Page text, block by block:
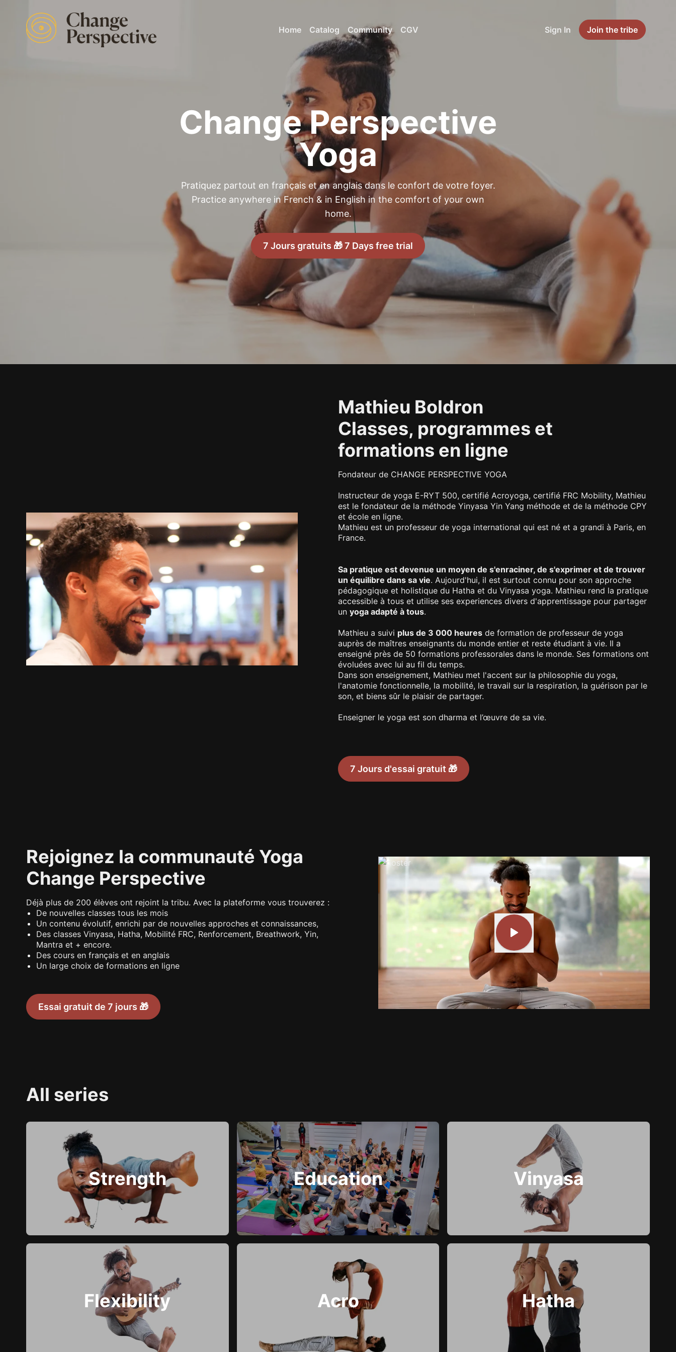
Home Catalog Community CGV Sign In Join the tribe
Change Perspective
Yoga
Pratiquez partout en français et en anglais dans le confort de votre foyer.
Practice anywhere in French & in English in the comfort of your own
home.
7 Jours gratuits 🎁 7 Days free trial
Mathieu Boldron
Classes, programmes et
formations en ligne
Fondateur de CHANGE PERSPECTIVE YOGA
Instructeur de yoga E-RYT 500, certifié Acroyoga, certifié FRC Mobility, Mathieu
est le fondateur de la méthode Yinyasa Yin Yang méthode et de la méthode CPY
et école en ligne.
Mathieu est un professeur de yoga international qui est né et a grandi à Paris, en
France.
Sa pratique est devenue un moyen de s'enraciner, de s'exprimer et de trouver
un équilibre dans sa vie. Aujourd'hui, il est surtout connu pour son approche
pédagogique et holistique du Hatha et du Vinyasa yoga. Mathieu rend la pratique
accessible à tous et utilise ses experiences divers d'apprentissage pour partager
un yoga adapté à tous.
Mathieu a suivi plus de 3 000 heures de formation de professeur de yoga
auprès de maîtres enseignants du monde entier et reste étudiant à vie. Il a
enseigné près de 50 formations professorales dans le monde. Ses formations ont
évoluées avec lui au fil du temps.
Dans son enseignement, Mathieu met l'accent sur la philosophie du yoga,
l'anatomie fonctionnelle, la mobilité, le travail sur la respiration, la guérison par le
son, et biens sûr le plaisir de partager.
Enseigner le yoga est son dharma et l’œuvre de sa vie.
7 Jours d'essai gratuit 🎁
Rejoignez la communauté Yoga
Change Perspective
Déjà plus de 200 élèves ont rejoint la tribu. Avec la plateforme vous trouverez :
De nouvelles classes tous les mois
Un contenu évolutif, enrichi par de nouvelles approches et connaissances,
Des classes Vinyasa, Hatha, Mobilité FRC, Renforcement, Breathwork, Yin,
Mantra et + encore.
Des cours en français et en anglais
Un large choix de formations en ligne
Essai gratuit de 7 jours 🎁
All series
Strength Education Vinyasa
Flexibility Acro Hatha